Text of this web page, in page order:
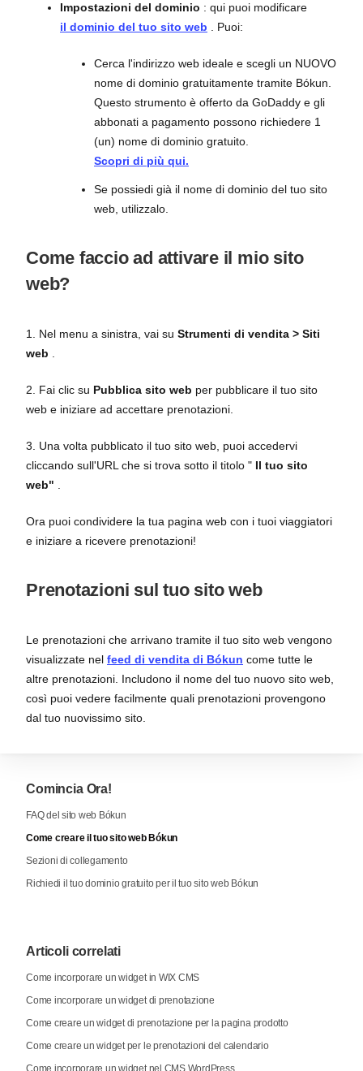
Impostazioni del dominio : qui puoi modificare
il dominio del tuo sito web . Puoi:
Cerca l'indirizzo web ideale e scegli un NUOVO
nome di dominio gratuitamente tramite Bókun.
Questo strumento è offerto da GoDaddy e gli
abbonati a pagamento possono richiedere 1
(un) nome di dominio gratuito.
Scopri di più qui.
Se possiedi già il nome di dominio del tuo sito
web, utilizzalo.
Come faccio ad attivare il mio sito
web?
1. Nel menu a sinistra, vai su Strumenti di vendita > Siti
web
2. Fai clic su Pubblica sito web per pubblicare il tuo sito
web e iniziare ad accettare prenotazioni.
3. Una volta pubblicato il tuo sito web, puoi accedervi
cliccando sull'URL che si trova sotto il titolo " Il tuo sito
web"
Ora puoi condividere la tua pagina web con i tuoi viaggiatori
e iniziare a ricevere prenotazioni!
Prenotazioni sul tuo sito web
Le prenotazioni che arrivano tramite il tuo sito web vengono
visualizzate nel feed di vendita di Bókun come tutte le
altre prenotazioni. Includono il nome del tuo nuovo sito web,
così puoi vedere facilmente quali prenotazioni provengono
dal tuo nuovissimo sito.
Comincia Ora!
FAQ del sito web Bókun
Come creare il tuo sito web Bókun
Sezioni di collegamento
Richiedi il tuo dominio gratuito per il tuo sito web Bókun
Articoli correlati
Come incorporare un widget in WIX CMS
Come incorporare un widget di prenotazione
Come creare un widget di prenotazione per la pagina prodotto
Come creare un widget per le prenotazioni del calendario
Come incorporare un widget nel CMS WordPress